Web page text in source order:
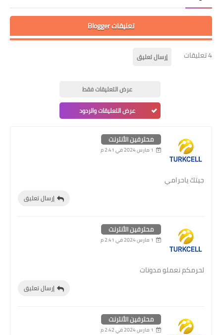
تعليقات Blogger
4 تعليقات إرسال تعليق
عرض التعليقات فقط
عرض التعليقات والردود
محترفين الأنترنت
1 مارس 2024 في 2:41 م
جيتك ياحرامي
إرسال تعليق
محترفين الأنترنت
1 مارس 2024 في 2:41 م
لحرمكم نعملو مدونات
إرسال تعليق
محترفين الأنترنت
1 مارس 2024 في 2:42 م